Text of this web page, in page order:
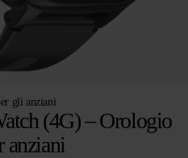
gli anziani
(4G) – Orologio
anziani